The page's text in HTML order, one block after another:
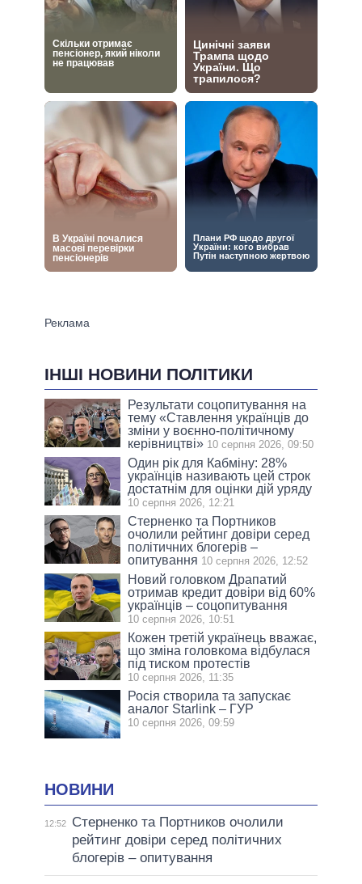
ІНШІ НОВИНИ ПОЛІТИКИ
Результати соцопитування на
тeму «Ставлення українців до
зміни у воєнно-політичному
керівництві» 10 серпня 2026, 09:50
Один рік для Кабміну: 28%
українців називають цей строк
достатнім для оцінки дій уряду
10 серпня 2026, 12:21
Стерненко та Портников
очолили рейтинг довіри серед
політичних блогерів –
опитування 10 серпня 2026, 12:52
Новий головком Драпатий
отримав кредит довіри від 60%
українців – соцопитування
10 серпня 2026, 10:51
Кожен третій українець вважає,
що зміна головкома відбулася
під тиском протестів
10 серпня 2026, 11:35
Росія створила та запускає
аналог Starlink – ГУР
10 серпня 2026, 09:59
НОВИНИ
12:52
Стерненко та Портников очолили
рейтинг довіри серед політичних
блогерів – опитування